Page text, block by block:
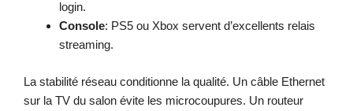
login.
Console: PS5 ou Xbox servent d’excellents relais
streaming.
La stabilité réseau conditionne la qualité. Un câble Ethernet
sur la TV du salon évite les microcoupures. Un routeur